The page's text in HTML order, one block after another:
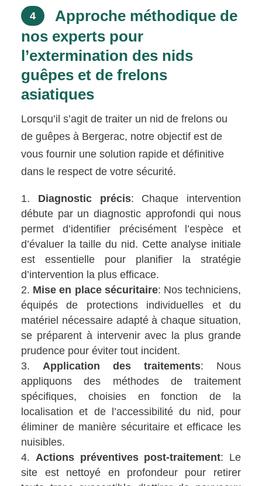
4
Approche méthodique de
nos experts pour
l’extermination des nids
guêpes et de frelons
asiatiques
Lorsqu’il s’agit de traiter un nid de frelons ou
de guêpes à Bergerac, notre objectif est de
vous fournir une solution rapide et définitive
dans le respect de votre sécurité.
Diagnostic précis: Chaque intervention
débute par un diagnostic approfondi qui nous
permet d’identifier précisément l’espèce et
d’évaluer la taille du nid. Cette analyse initiale
est essentielle pour planifier la stratégie
d’intervention la plus efficace.
Mise en place sécuritaire: Nos techniciens,
équipés de protections individuelles et du
matériel nécessaire adapté à chaque situation,
se préparent à intervenir avec la plus grande
prudence pour éviter tout incident.
Application des traitements: Nous
appliquons des méthodes de traitement
spécifiques, choisies en fonction de la
localisation et de l’accessibilité du nid, pour
éliminer de manière sécuritaire et efficace les
nuisibles.
Actions préventives post-traitement: Le
site est nettoyé en profondeur pour retirer